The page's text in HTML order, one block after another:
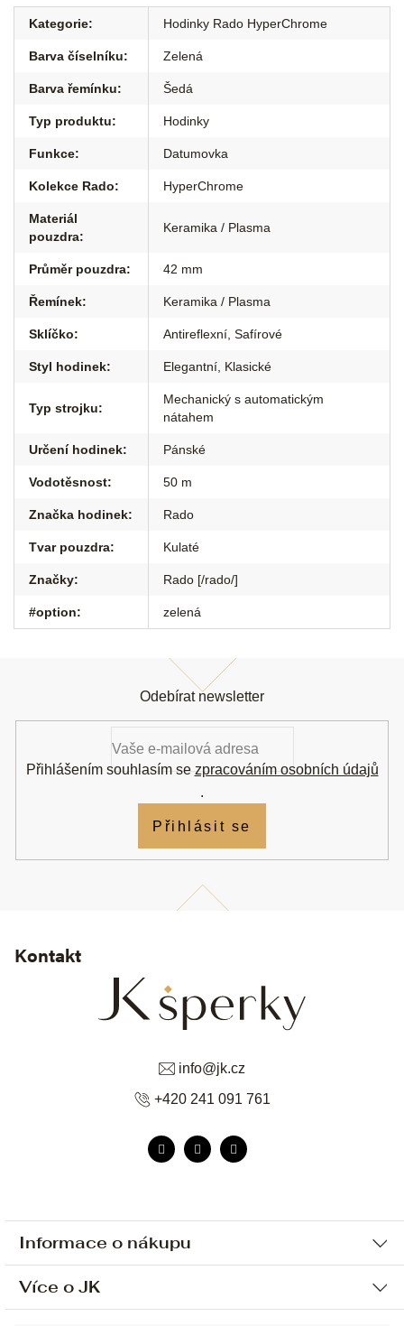
Kategorie: Hodinky Rado HyperChrome
Barva číselníku: Zelená
Barva řemínku: Šedá
Typ produktu: Hodinky
Funkce: Datumovka
Kolekce Rado: HyperChrome
Materiál
pouzdra:
Keramika / Plasma
Průměr pouzdra: 42 mm
Řemínek: Keramika / Plasma
Sklíčko: Antireflexní Safírové
Styl hodinek: Elegantní Klasické
Typ strojku:
Mechanický s automatickým
nátahem
Určení hodinek: Pánské
Vodotěsnost: 50 m
Značka hodinek: Rado
Tvar pouzdra: Kulaté
Značky: Rado [/rado/]
#option: zelená
Informace o nákupu
Ochrana osobních údajů
Více o JK
Kontakt
info@jk.cz
+420 241 091 761
Odebírat newsletter
Přihlášením souhlasím se zpracováním osobních údajů
.
Přihlásit se